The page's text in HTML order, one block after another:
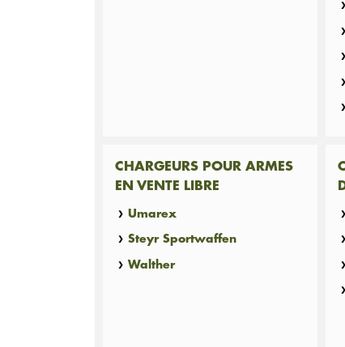
CHARGEURS POUR ARMES
EN VENTE LIBRE
Umarex
Steyr Sportwaffen
Walther